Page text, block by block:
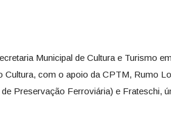
Municipal de Cultura e Turismo
Cultura, com o apoio da CPTM, Rumo
Preservação Ferroviária) e Frateschi,